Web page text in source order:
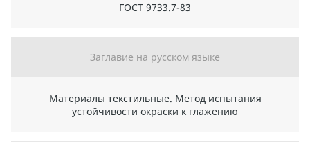
ГОСТ 9733.7-83
Заглавие на русском языке
Материалы текстильные. Метод испытания
устойчивости окраски к глажению